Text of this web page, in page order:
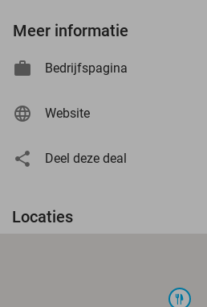
Meer informatie
Bedrijfspagina
Website
Deel deze deal
Locaties
food